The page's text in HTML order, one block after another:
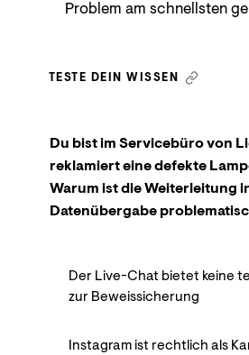
Problem am schnellsten
TESTE DEIN WISSEN
Du bist im Servicebüro von
reklamiert eine defekte
Warum ist die Weiterleitung
Datenübergabe
Der Live-Chat bietet keine
zur Beweissicherung
Instagram ist rechtlich als